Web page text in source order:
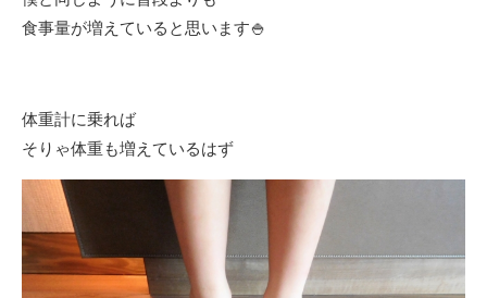
食事量が増えていると思います🍚
体重計に乗れば
そりゃ体重も増えているはず